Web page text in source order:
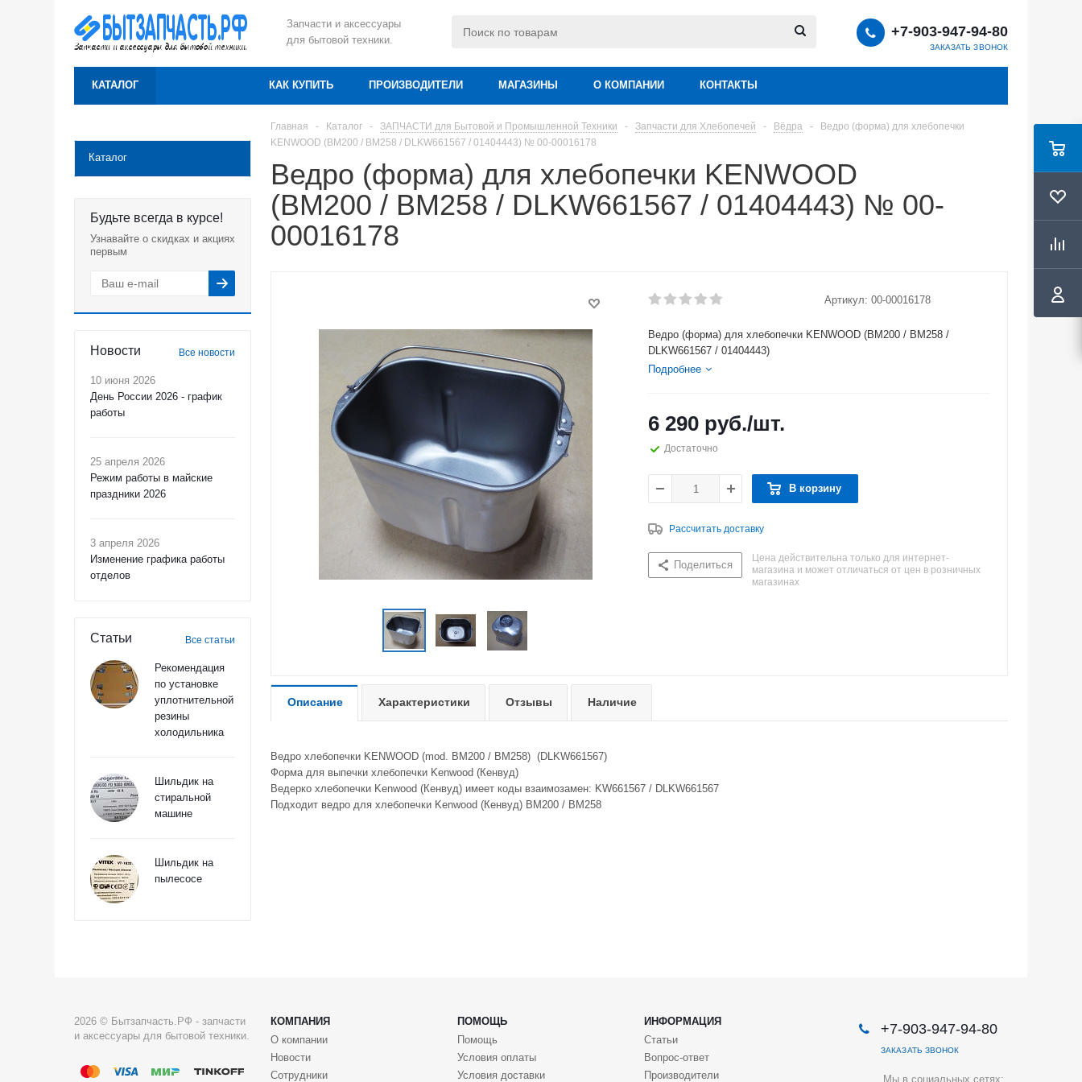
Запчасти и аксессуары
для бытовой техники.
+7-903-947-94-80
ЗАКАЗАТЬ ЗВОНОК
КАТАЛОГ КАК КУПИТЬ ПРОИЗВОДИТЕЛИ МАГАЗИНЫ О КОМПАНИИ КОНТАКТЫ
Каталог
Будьте всегда в курсе!
Узнавайте о скидках и акциях
первым
Новости Все новости
10 июня 2026
День России 2026 - график
работы
25 апреля 2026
Режим работы в майские
праздники 2026
3 апреля 2026
Изменение графика работы
отделов
Статьи Все статьи
Рекомендация
по установке
уплотнительной
резины
холодильника
Шильдик на
стиральной
машине
Шильдик на
пылесосе
Главная - Каталог - ЗАПЧАСТИ для Бытовой и Промышленной Техники - Запчасти для Хлебопечей - Вёдра -
Ведро (форма) для хлебопечки
KENWOOD (BM200 / BM258 / DLKW661567 / 01404443) № 00-00016178
Ведро (форма) для хлебопечки KENWOOD
(BM200 / BM258 / DLKW661567 / 01404443) № 00-
00016178
Артикул: 00-00016178
Ведро (форма) для хлебопечки KENWOOD (BM200 / BM258 /
DLKW661567 / 01404443)
Подробнее
6 290 руб./шт.
Достаточно
В корзину
Рассчитать доставку
Поделиться
Цена действительна только для интернет-
магазина и может отличаться от цен в розничных
магазинах
Описание Характеристики Отзывы Наличие
Ведро хлебопечки KENWOOD (mod. BM200 / BM258) (DLKW661567)
Форма для выпечки хлебопечки Kenwood (Кенвуд)
Ведерко хлебопечки Kenwood (Кенвуд) имеет коды взаимозамен: KW661567 / DLKW661567
Подходит ведро для хлебопечки Kenwood (Кенвуд) BM200 / BM258
2026 © Бытзапчасть.РФ - запчасти
и аксессуары для бытовой техники.
КОМПАНИЯ ПОМОЩЬ
ИНФОРМАЦИЯ
О компании
Новости
Сотрудники
Помощь
Условия оплаты
Условия доставки
Статьи
Вопрос-ответ
Производители
+7-903-947-94-80
ЗАКАЗАТЬ ЗВОНОК
Мы в социальных сетях: